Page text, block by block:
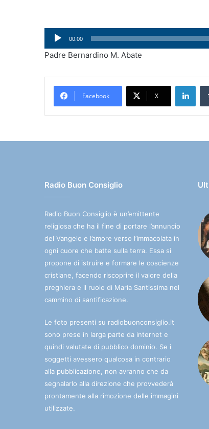
Audio
Player
00:00
Padre Bernardino M. Abate
Facebook X
Radio Buon Consiglio
Radio Buon Consiglio è un’emittente
religiosa che ha il fine di portare l’annuncio
del Vangelo e l’amore verso l’Immacolata in
ogni cuore che batte sulla terra. Essa si
propone di istruire e formare le coscienze
cristiane, facendo riscoprire il valore della
preghiera e il ruolo di Maria Santissima nel
cammino di santificazione.
Le foto presenti su radiobuonconsiglio.it
sono prese in larga parte da internet e
quindi valutate di pubblico dominio. Se i
soggetti avessero qualcosa in contrario
alla pubblicazione, non avranno che da
segnalarlo alla direzione che provvederà
prontamente alla rimozione delle immagini
utilizzate.